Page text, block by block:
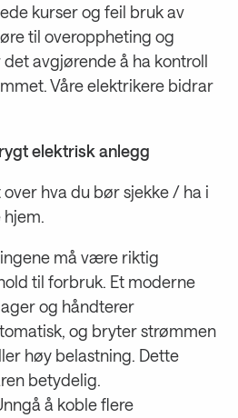
kurser og feil bruk av
til overoppheting og
avgjørende å ha kontroll
Våre elektrikere bidrar
elektrisk anlegg
hva du bør sjekke / ha i
må være riktig
til forbruk. Et moderne
og håndterer
og bryter strømmen
høy belastning. Dette
betydelig.
å koble flere